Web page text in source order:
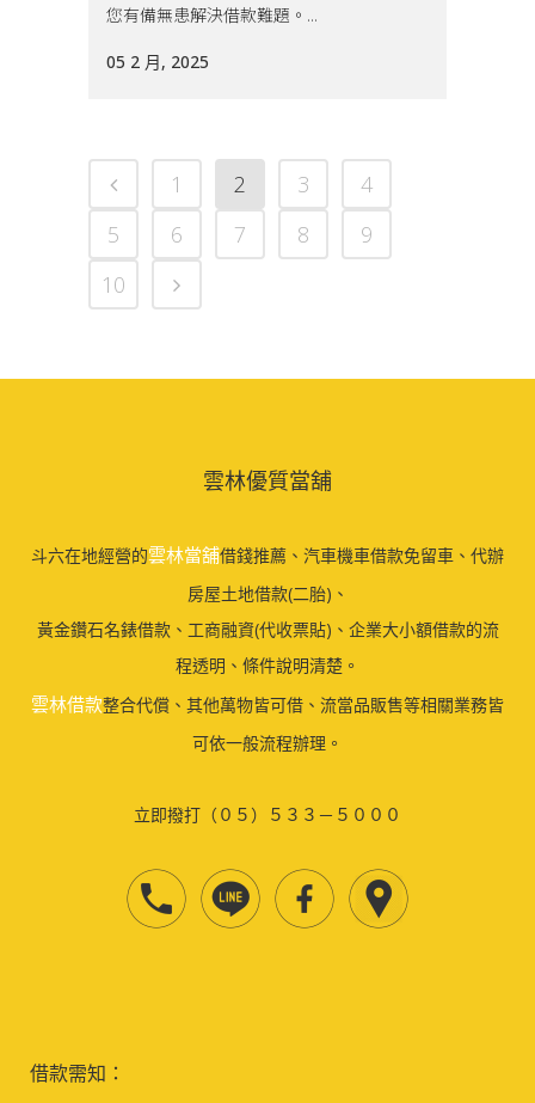
您有備無患解決借款難題。...
05 2 月, 2025
1 2 3
4
5
6 7 8
9
10
雲林優質當舖
斗六在地經營的雲林當舖借錢推薦、汽車機車借款免留車、代辦
房屋土地借款(二胎)、
黃金鑽石名錶借款、工商融資(代收票貼)、企業大小額借款的流
程透明、條件說明清楚。
雲林借款整合代償、其他萬物皆可借、流當品販售等相關業務皆
可依一般流程辦理。
立即撥打（０５）５３３－５０００
借款需知：